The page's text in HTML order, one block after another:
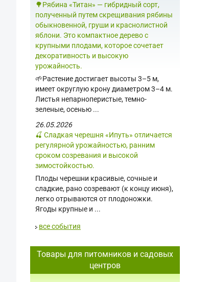
🌳Рябина «Титан» — гибридный сорт,
полученный путем скрещивания рябины
обыкновенной, груши и краснолистной
яблони. Это компактное дерево с
крупными плодами, которое сочетает
декоративность и высокую
урожайность.
🌱Растение достигает высоты 3–5 м,
имеет округлую крону диаметром 3–4 м.
Листья непарноперистые, темно-
зеленые, осенью ...
26.05.2026
🍒 Сладкая черешня «Ипуть» отличается
регулярной урожайностью, ранним
сроком созревания и высокой
зимостойкостью.
Плоды черешни красивые, сочные и
сладкие, рано созревают (к концу июня),
легко отрываются от плодоножки.
Ягоды крупные и ...
все события
Товары для питомников и садовых
центров